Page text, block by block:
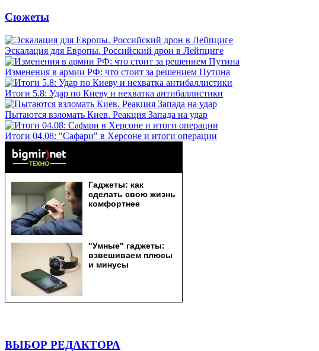
Сюжеты
Эскалация для Европы. Российский дрон в Лейпциге
Изменения в армии РФ: что стоит за решением Путина
Итоги 5.8: Удар по Киеву и нехватка антибаллистики
Пытаются взломать Киев. Реакция Запада на удар
Итоги 04.08: "Сафари" в Херсоне и итоги операции
ВЫБОР РЕДАКТОРА